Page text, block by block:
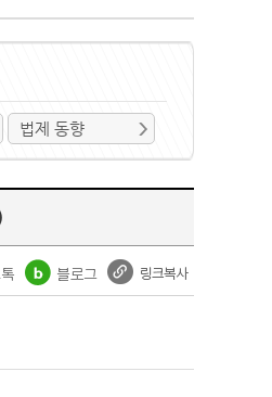
법제 동향